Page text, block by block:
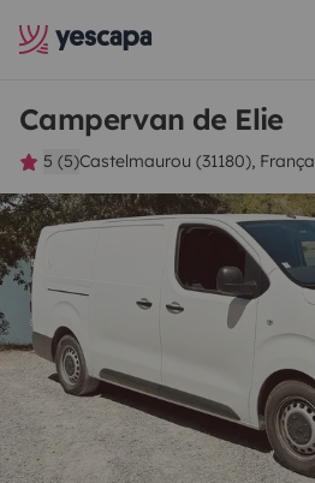
Campervan de Elie
5 (5)Castelmaurou (31180), França